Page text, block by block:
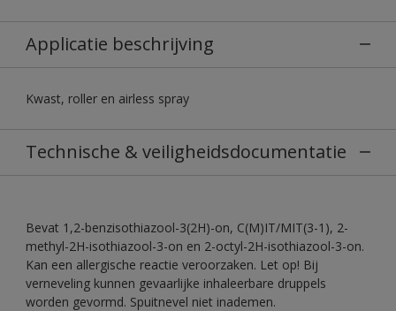
Applicatie beschrijving
Kwast, roller en airless spray
Technische & veiligheidsdocumentatie
Bevat 1,2-benzisothiazool-3(2H)-on, C(M)IT/MIT(3-1), 2-
methyl-2H-isothiazool-3-on en 2-octyl-2H-isothiazool-3-on.
Kan een allergische reactie veroorzaken. Let op! Bij
verneveling kunnen gevaarlijke inhaleerbare druppels
worden gevormd. Spuitnevel niet inademen.